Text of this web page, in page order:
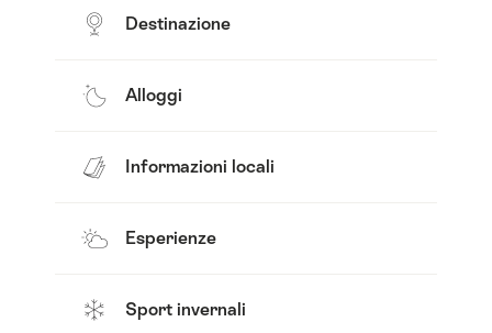
Destinazione
Alloggi
Informazioni locali
Esperienze
Sport invernali